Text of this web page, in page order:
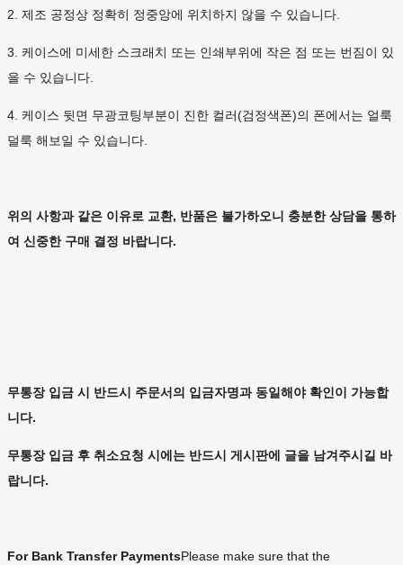
2. 제조 공정상 정확히 정중앙에 위치하지 않을 수 있습니다.
3. 케이스에 미세한 스크래치 또는 인쇄부위에 작은 점 또는 번짐이 있
을 수 있습니다.
4. 케이스 뒷면 무광코팅부분이 진한 컬러(검정색폰)의 폰에서는 얼룩
덜룩 해보일 수 있습니다.
위의 사항과 같은 이유로 교환, 반품은 불가하오니 충분한 상담을 통하
여 신중한 구매 결정 바랍니다.
무통장 입금 시 반드시 주문서의 입금자명과 동일해야 확인이 가능합
니다.
무통장 입금 후 취소요청 시에는 반드시 게시판에 글을 남겨주시길 바
랍니다.
For Bank Transfer PaymentsPlease make sure that the